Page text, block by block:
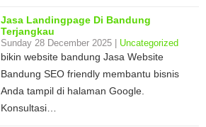
Jasa Landingpage Di Bandung
Terjangkau
Sunday 28 December 2025 | Uncategorized
bikin website bandung Jasa Website
Bandung SEO friendly membantu bisnis
Anda tampil di halaman Google.
Konsultasi…